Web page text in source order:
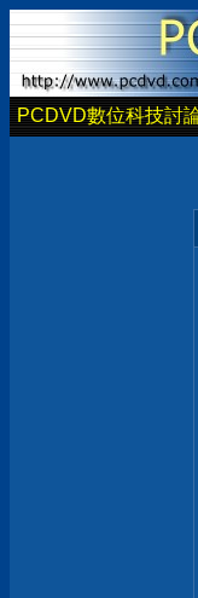
PCDVD數位科技討